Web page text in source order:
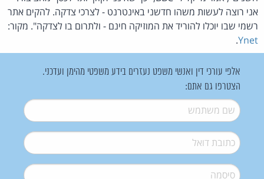
אני רוצה לעשות משהו חדשני באינטרנט - לצרכי צדקה. להקים אתר
רשמי שבו יוכלו להוריד את המוזיקה חינם - ולתרום בו לצדקה". מקור:
Ynet
.
אלפי עורכי דין ואנשי משפט נעזרים בידע משפטי מהימן ועדכני.
הצטרפו גם אתם:
שם משתמש*
דואל*
סיסמה*